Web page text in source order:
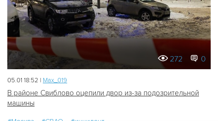
272 0
05.01 18:52 | Мах_019
В районе Свиблово оцепили двор из-за подозрительной
машины